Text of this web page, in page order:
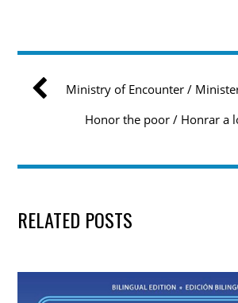
Ministry of Encounter /
Honor the poor / Honrar a
RELATED POSTS